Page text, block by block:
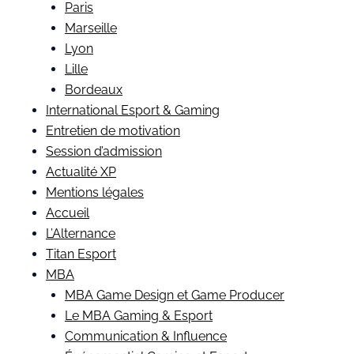
Paris
Marseille
Lyon
Lille
Bordeaux
International Esport & Gaming
Entretien de motivation
Session d’admission
Actualité XP
Mentions légales
Accueil
L’Alternance
Titan Esport
MBA
MBA Game Design et Game Producer
Le MBA Gaming & Esport
Communication & Influence